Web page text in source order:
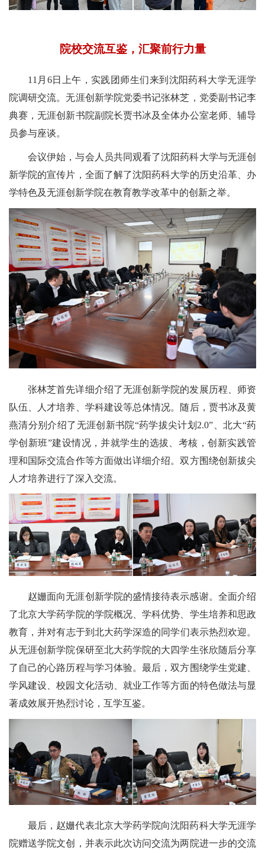
院校交流互鉴，汇聚前行力量
11 月 6日上午，实践团师生们来到沈阳药科大学无涯学
院调研交流。无涯创新学院党委书记张林芝，党委副书记李
典赛，无涯创新书院副院长贾书冰及全体办公室老师、辅导
员参与座谈。
会议伊始，与会人员共同观看了沈阳药科大学与无涯创
新学院的宣传片 ，全面了解了沈阳药科大学的历史沿革、办
学特色及无涯创新学院在教育教学改革中的创新之举。
张林芝首先详细介绍了无涯创新学院的发展历程、师资
队伍、人才培养、学科建设等总体情况。随后，贾书冰及黄
燕清分别介绍了无涯创新书院“药学拔尖计划 2.0”、北大“药
学创新班”建设情况，并就学生的选拔、考核，创新实践管
理和国际交流合作等方面做出详细介绍。双方围绕创新拔尖
人才培养进行了深入交流。
赵姗面向无涯创新学院的盛情接待表示感谢。 全面介绍
了北京大学药学院的学院概况、学科优势 、学生培养和思政
教育 ，并对有志于到北大药学深造的同学们表示热烈欢迎 。
从无涯创新学院保研至北大药学院的大四学生张欣随后分享
了自己的心路历程与学习体验。最后，双方围绕学生党建、
学风建设 、校园文化活动、就业工作等方面的特色做法与显
著成效展开热烈讨论，互学互鉴。
最后，赵姗代表北京大学药学院向沈阳药科大学无涯学
院赠送学院文创，并表示此次访问交流为两院进一步的交流